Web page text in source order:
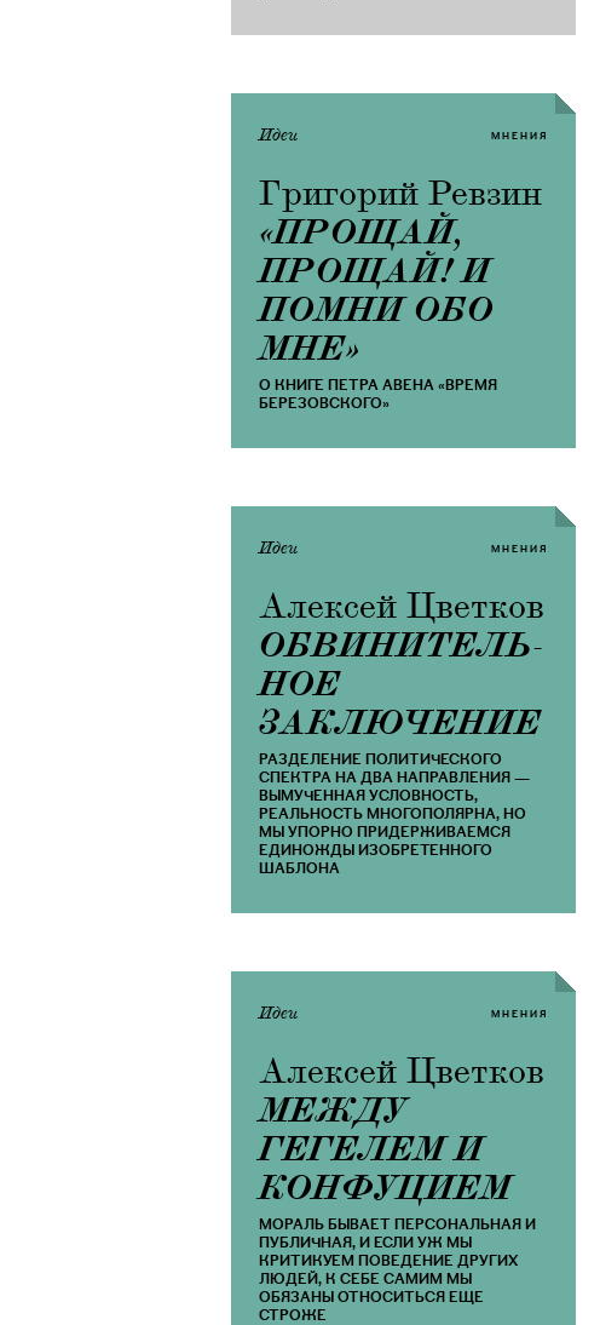
МНЕНИЯ
Идеи
Григорий Ревзин
«ПРОЩАЙ,
ПРОЩАЙ! И
ПОМНИ ОБО
МНЕ»
О КНИГЕ ПЕТРА АВЕНА «ВРЕМЯ
БЕРЕЗОВСКОГО»
МНЕНИЯ
Идеи
Алексей Цветков
ОБВИНИТЕЛЬ­
НОЕ
ЗАКЛЮЧЕНИЕ
РАЗДЕЛЕНИЕ ПОЛИТИЧЕСКОГО
СПЕКТРА НА ДВА НАПРАВЛЕНИЯ —
ВЫМУЧЕННАЯ УСЛОВНОСТЬ,
РЕАЛЬНОСТЬ МНОГОПОЛЯРНА, НО
МЫ УПОРНО ПРИДЕРЖИВАЕМСЯ
ЕДИНОЖДЫ ИЗОБРЕТЕННОГО
ШАБЛОНА
МНЕНИЯ
Идеи
Алексей Цветков
МЕЖДУ
ГЕГЕЛЕМ И
КОНФУЦИЕМ
МОРАЛЬ БЫВАЕТ ПЕРСОНАЛЬНАЯ И
ПУБЛИЧНАЯ, И ЕСЛИ УЖ МЫ
КРИТИКУЕМ ПОВЕДЕНИЕ ДРУГИХ
ЛЮДЕЙ, К СЕБЕ САМИМ МЫ
ОБЯЗАНЫ ОТНОСИТЬСЯ ЕЩЕ
СТРОЖЕ